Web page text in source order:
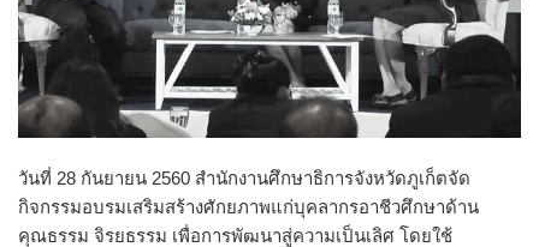
วันที่ 28 กันยายน 2560 สำนักงานศึกษาธิการจังหวัดภูเก็ตจัด
กิจกรรมอบรมเสริมสร้างศักยภาพแก่บุคลากรอาชีวศึกษาด้าน
คุณธรรม จิรยธรรม เพื่อการพัฒนาสู่ความเป็นเลิศ โดยใช้